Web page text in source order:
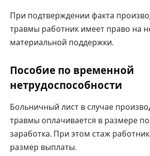
При подтверждении факта
травмы работник имеет право на
материальной поддержки.
Пособие по временной
нетрудоспособности
Больничный лист в случае
травмы оплачивается в размере
заработка. При этом стаж
размер выплаты.